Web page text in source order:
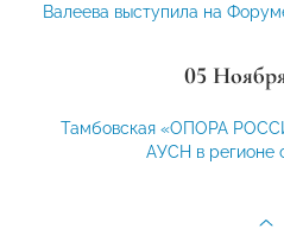
Валеева выступила на
05
Тамбовская «ОПОРА
АУСН в регионе